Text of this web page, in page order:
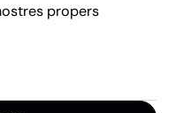
propers